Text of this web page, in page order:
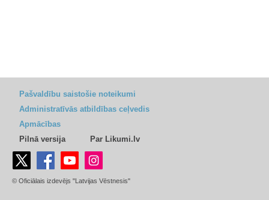
Pašvaldību saistošie noteikumi
Administratīvās atbildības ceļvedis
Apmācības
Pilnā versija
Par Likumi.lv
© Oficiālais izdevējs "Latvijas Vēstnesis"